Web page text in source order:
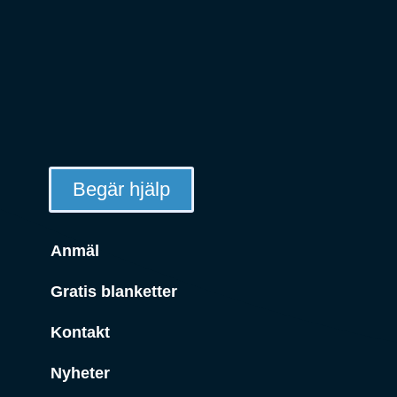
Begär hjälp
Anmäl
Gratis blanketter
Kontakt
Nyheter